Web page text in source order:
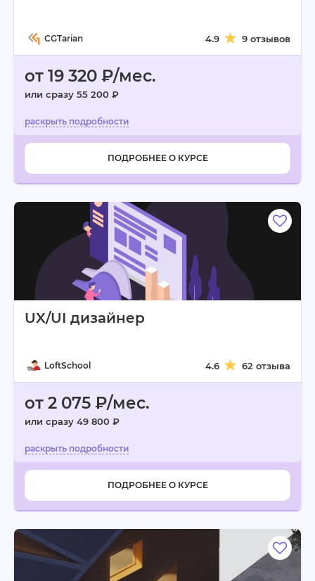
CGTarian 4.9 9 отзывов
от 19 320 ₽/мес.
или сразу 55 200 ₽
ПОДРОБНЕЕ О КУРСЕ
UX/UI дизайнер
LoftSchool 4.6 62 отзыва
от 2 075 ₽/мес.
или сразу 49 800 ₽
ПОДРОБНЕЕ О КУРСЕ